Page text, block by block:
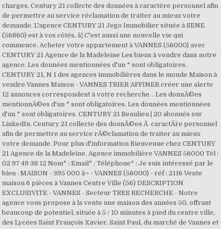
charges. Century 21 collecte des données à caractère personnel afin
de permettre au service réclamation de traiter au mieux votre
demande. L'agence CENTURY 21 Jego Immobilier située à SENE
(56860) est à vos côtés, â¦ C'est aussi une nouvelle vie qui
commence. Acheter votre appartement à VANNES (56000) avec
CENTURY 21 Agence de la Madeleine Les biens à vendre dans notre
agence. Les données mentionnées d'un * sont obligatoires.
CENTURY 21, N 1 des agences immobilières dans le monde Maison à
vendre Vannes Maison - VANNES TRIER AFFINER créer une alerte
12 annonces correspondent à votre recherche. . Les donnÃ©es
mentionnÃ©es d'un * sont obligatoires. Les données mentionnées
d'un * sont obligatoires. CENTURY 21 Beaulieu | 20 abonnés sur
LinkedIn. Century 21 collecte des donnÃ©es Ã caractÃ¨re personnel
afin de permettre au service rÃ©clamation de traiter au mieux
votre demande. Pour plus d'information Bienvenue chez CENTURY
21 Agence de la Madeleine, Agence immobilière VANNES 56000 Tél :
02 97 49 38 12 Nom* : Email* : Téléphone* : Je suis intéressé par le
bien : MAISON - 395 000 â¬ - VANNES (56000) - réf : 2116 Vente
maison 6 pièces à Vannes Centre Ville (56) DESCRIPTION
EXCLUSIVITE - VANNES - Secteur TRES RECHERCHE - Notre
agence vous propose à la vente une maison des années 50, offrant
beaucoup de potentiel, située à 5 / 10 minutes à pied du centre ville,
des Lycées Saint François Xavier, Saint Paul, du marché de Vannes et